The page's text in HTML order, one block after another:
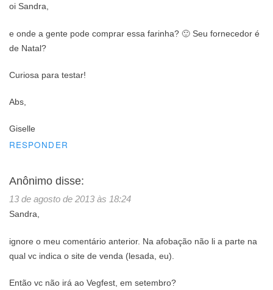
oi Sandra,
e onde a gente pode comprar essa farinha? 🙂 Seu fornecedor é
de Natal?
Curiosa para testar!
Abs,
Giselle
RESPONDER
Anônimo disse:
13 de agosto de 2013 às 18:24
Sandra,
ignore o meu comentário anterior. Na afobação não li a parte na
qual vc indica o site de venda (lesada, eu).
Então vc não irá ao Vegfest, em setembro?